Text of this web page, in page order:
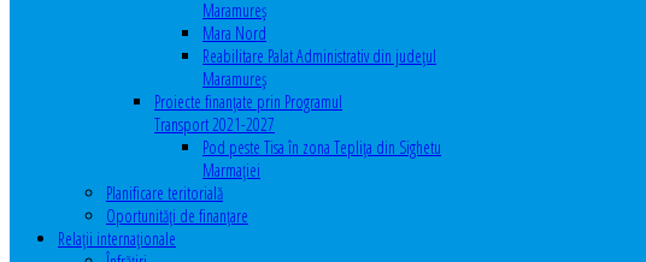
Maramureș
Mara Nord
Reabilitare Palat Administrativ din județul
Maramureș
Proiecte finanțate prin Programul
Transport 2021-2027
Pod peste Tisa în zona Teplița din Sighetu
Marmației
Planificare teritorială
Oportunităţi de finanţare
Relaţii internaţionale